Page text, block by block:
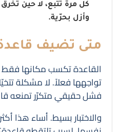
كل مرة تُتّبع، لا حين
وأزل بحرّية.
متى تضيف
القاعدة تكسب مكانها
تواجهها فعلاً. لا مشكلة
فشل حقيقي متكرّر تمنعه
والاختبار بسيط. أساء هذا